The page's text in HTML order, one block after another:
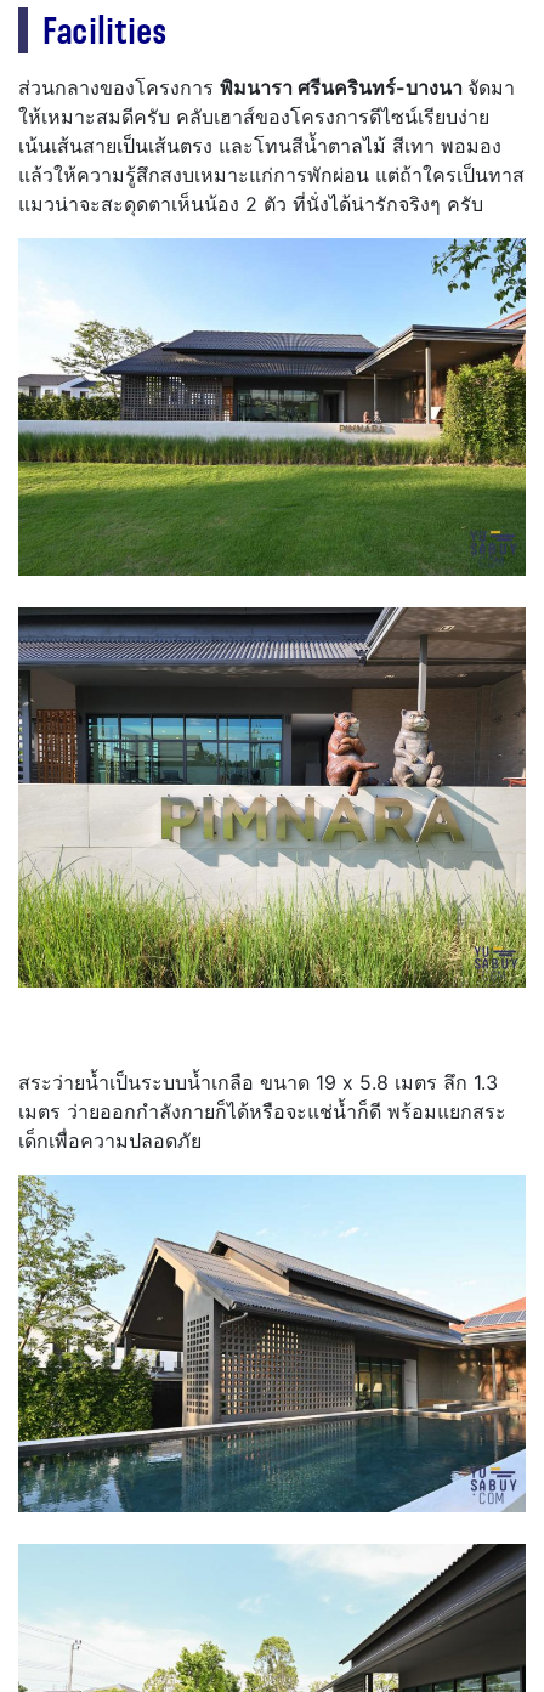
Facilities
ส่วนกลางของโครงการ พิมนารา ศรีนครินทร์-บางนา จัดมา
ให้เหมาะสมดีครับ คลับเฮาส์ของโครงการดีไซน์เรียบง่าย
เน้นเส้นสายเป็นเส้นตรง และโทนสีน้ำตาลไม้ สีเทา พอมอง
แล้วให้ความรู้สึกสงบเหมาะแก่การพักผ่อน แต่ถ้าใครเป็นทาส
แมวน่าจะสะดุดตาเห็นน้อง 2 ตัว ที่นั่งได้น่ารักจริงๆ ครับ
สระว่ายน้ำเป็นระบบน้ำเกลือ ขนาด 19 x 5.8 เมตร ลึก 1.3
เมตร ว่ายออกกำลังกายก็ได้หรือจะแช่น้ำก็ดี พร้อมแยกสระ
เด็กเพื่อความปลอดภัย